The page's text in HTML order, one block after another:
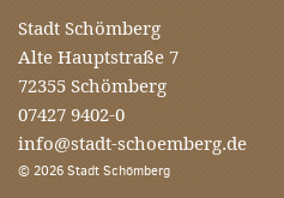
Stadt Schömberg
Alte Hauptstraße 7
72355 Schömberg
07427 9402-0
info@stadt-schoemberg.de
© 2026 Stadt Schömberg